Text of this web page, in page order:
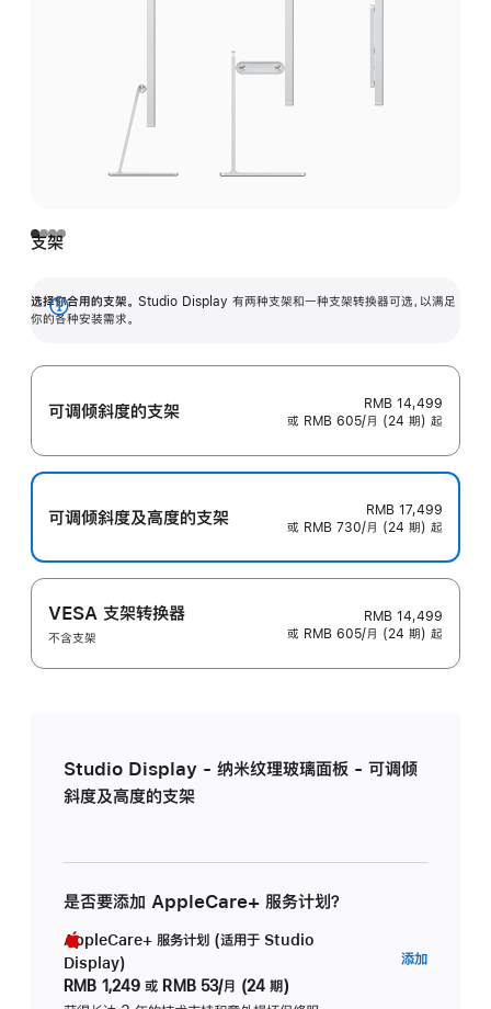
支架
选择你合用的支架。 Studio Display 有两种支架和一种支架转换器可选，以满足
你的各种安装需求。
展
可调倾斜度的支架
RMB 14,499
或 RMB 605/月 (24 期) 起
可调倾斜度及高‍度的支‍架
RMB 17,499
或 RMB 730/月 (24 期) 起
VESA 支架转换器
不含支架
RMB 14,499
或 RMB 605/月 (24 期) 起
Studio Display - 纳米纹理玻璃面板 - 可调倾
斜度及高度的支架
是否要添加 AppleCare+ 服务计划？
AppleCare+ 服务计划 (适用于 Studio
Display)
RMB 1,249 或 RMB 53/月 (24 期)
添加